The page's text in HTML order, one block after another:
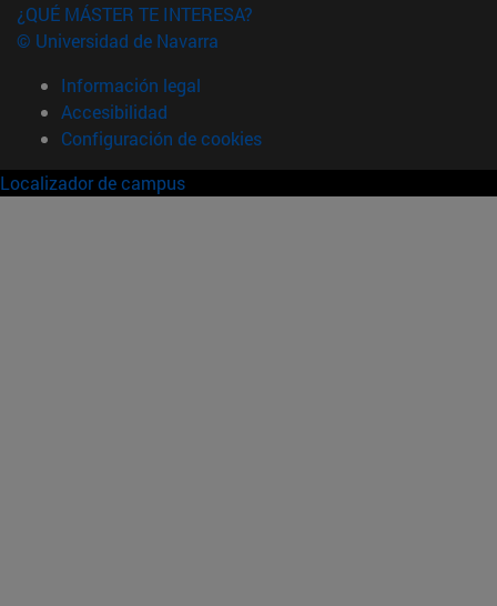
¿QUÉ MÁSTER TE INTERESA?
© Universidad de Navarra
Información legal
Accesibilidad
Configuración de cookies
Localizador de campus